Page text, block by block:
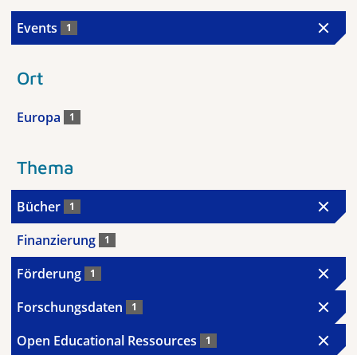
Events 1
Ort
Europa 1
Thema
Bücher 1
Finanzierung 1
Förderung 1
Forschungsdaten 1
Open Educational Ressources 1